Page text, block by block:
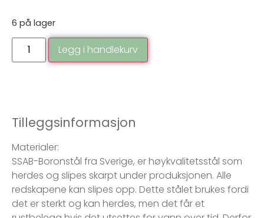
6 på lager
Legg i handlekurv
Tilleggsinformasjon
Materialer:
SSAB-Boronstål fra Sverige, er høykvalitetsstål som
herdes og slipes skarpt under produksjonen. Alle
redskapene kan slipes opp. Dette stålet brukes fordi
det er sterkt og kan herdes, men det får et